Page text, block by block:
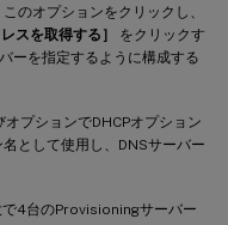
のオプションをクリックし、
スを取得する］
をクリックす
ーを指定するように構成する
プションでDHCPオプション
として使用し、DNSサーバー
4台のProvisioningサーバー